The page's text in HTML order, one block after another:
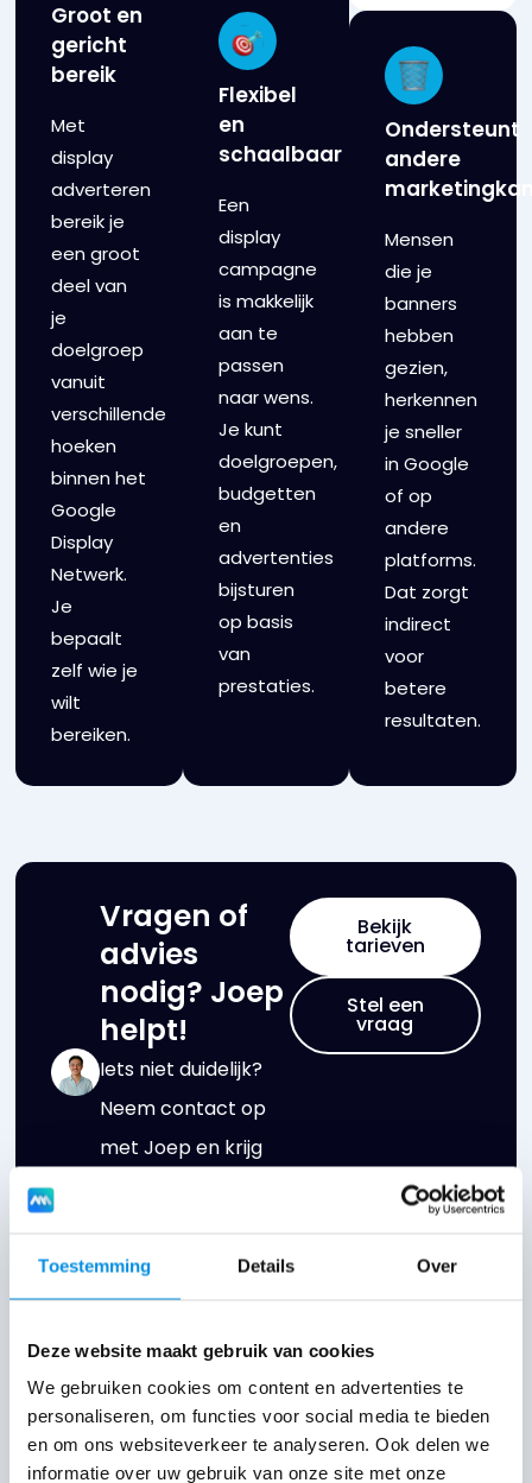
Toestemming Details Over
Deze website maakt gebruik van cookies
We gebruiken cookies om content en advertenties te
personaliseren, om functies voor social media te bieden
en om ons websiteverkeer te analyseren. Ook delen we
informatie over uw gebruik van onze site met onze
Groot en
gericht
bereik
Met
display
adverteren
bereik je
een groot
deel van
je
doelgroep
vanuit
verschillende
hoeken
binnen het
Google
Display
Netwerk.
Je
bepaalt
zelf wie je
wilt
bereiken.
Flexibel
en
schaalbaar
Een
display
campagne
is makkelijk
aan te
passen
naar wens.
Je kunt
doelgroepen,
budgetten
en
advertenties
bijsturen
op basis
van
prestaties.
Ondersteunt
andere
Mensen
die je
banners
hebben
gezien,
herkennen
je sneller
in Google
of op
andere
platforms.
Dat zorgt
indirect
voor
betere
resultaten.
Vragen of
advies
nodig? Joep
helpt!
Iets niet duidelijk?
Neem contact op
met Joep en krijg
Bekijk
tarieven
Stel een
vraag
De belangrijkste soorten
display advertenties